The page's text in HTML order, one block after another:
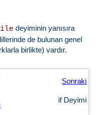
deyiminin yanısıra
de bulunan genel
birlikte) vardır.
Sonraki
if Deyimi